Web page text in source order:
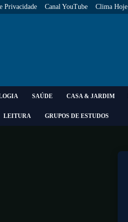
Privacidade Canal YouTube Clima Hoje
SAÚDE CASA & JARDIM
LEITURA GRUPOS DE ESTUDOS